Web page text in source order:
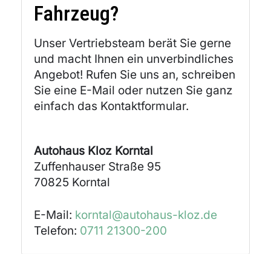
Fahrzeug?
Unser Vertriebsteam berät Sie gerne
und macht Ihnen ein unverbindliches
Angebot! Rufen Sie uns an, schreiben
Sie eine E-Mail oder nutzen Sie ganz
einfach das Kontaktformular.
Autohaus Kloz Korntal
Zuffenhauser Straße 95
70825 Korntal
E-Mail: korntal@autohaus-kloz.de
Telefon: 0711 21300-200